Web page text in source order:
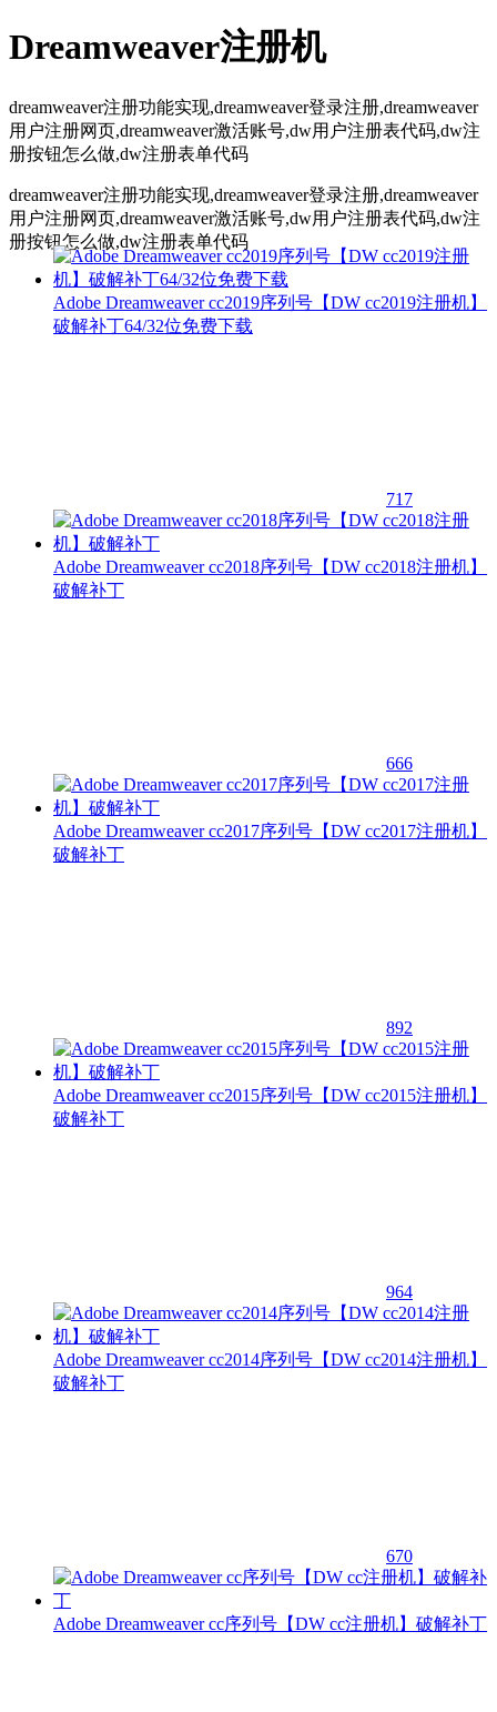
Dreamweaver注册机
dreamweaver注册功能实现,dreamweaver登录注册,dreamweaver
用户注册网页,dreamweaver激活账号,dw用户注册表代码,dw注
册按钮怎么做,dw注册表单代码
dreamweaver注册功能实现,dreamweaver登录注册,dreamweaver
用户注册网页,dreamweaver激活账号,dw用户注册表代码,dw注
册按钮怎么做,dw注册表单代码
Adobe Dreamweaver cc2019序列号【DW cc2019注册机】
破解补丁64/32位免费下载
717
Adobe Dreamweaver cc2018序列号【DW cc2018注册机】
破解补丁
666
Adobe Dreamweaver cc2017序列号【DW cc2017注册机】
破解补丁
892
Adobe Dreamweaver cc2015序列号【DW cc2015注册机】
破解补丁
964
Adobe Dreamweaver cc2014序列号【DW cc2014注册机】
破解补丁
670
Adobe Dreamweaver cc序列号【DW cc注册机】破解补丁